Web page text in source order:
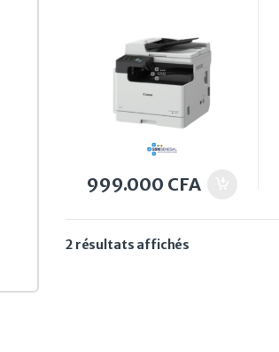
chargeur
999.000 CFA
2 résultats affichés